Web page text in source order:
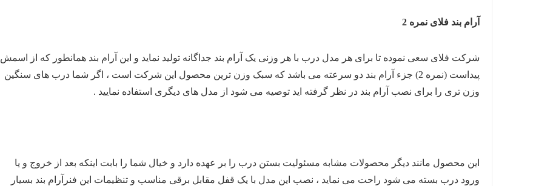
آرام بند فلای نمره 2
شرکت فلای سعی نموده تا برای هر مدل درب با هر وزنی یک آرام بند جداگانه تولید نماید و این آرام بند همانطور که از اسمش
پیداست (نمره 2) جزء آرام بند دو سرعته می باشد که سبک وزن ترین محصول این شرکت است ، اگر شما درب های سنگین
وزن تری را برای نصب آرام بند در نظر گرفته اید توصیه می شود از مدل های دیگری استفاده نمایید .
این محصول مانند دیگر محصولات مشابه مسئولیت بستن درب را بر عهده دارد و خیال شما را بابت اینکه بعد از خروج و یا
ورود درب بسته می شود راحت می نماید ، نصب این مدل با یک قفل مقابل برقی مناسب و تنظیمات این فنرآرام بند بسیار